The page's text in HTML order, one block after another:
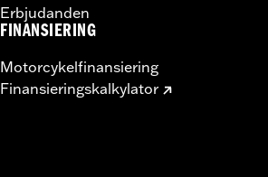
Erbjudanden
FINANSIERING
Motorcykelfinansiering
Finansieringskalkylator